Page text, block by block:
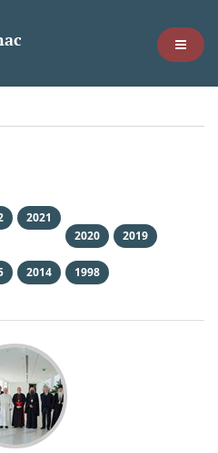
2021
2020
2019
2014 1998